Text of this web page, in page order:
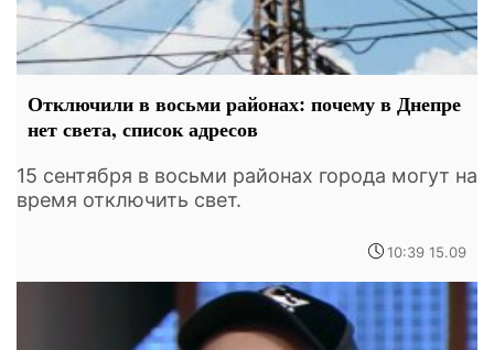
Отключили в восьми районах: почему в Днепре
нет света, список адресов
15 сентября в восьми районах города могут на
время отключить свет.
10:39 15.09